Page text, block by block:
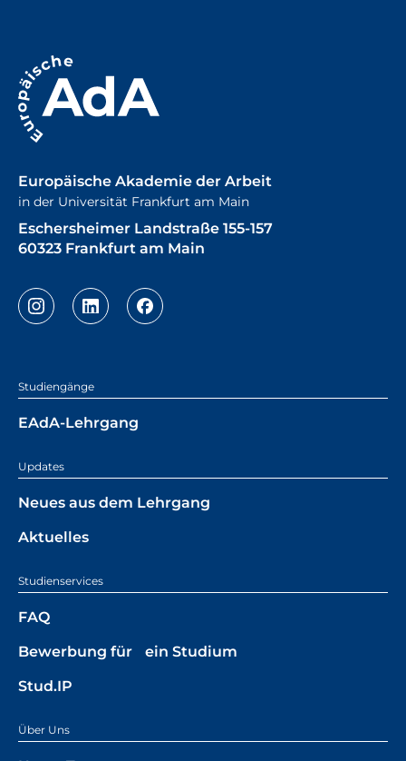
Europäische Akademie der Arbeit
in der Universität Frankfurt am Main
Eschersheimer Landstraße 155-157
60323 Frankfurt am Main
Studiengänge
EAdA-Lehrgang
Updates
Neues aus dem Lehrgang
Aktuelles
Studienservices
FAQ
Bewerbung für ein Studium
Stud.IP
Über Uns